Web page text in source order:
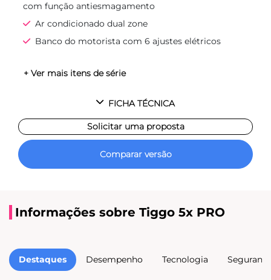
com função antiesmagamento
Ar condicionado dual zone
Banco do motorista com 6 ajustes elétricos
+ Ver mais itens de série
FICHA TÉCNICA
Solicitar uma proposta
Comparar versão
Informações sobre Tiggo 5x PRO
Destaques Desempenho Tecnologia